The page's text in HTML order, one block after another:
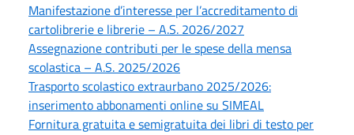
Manifestazione d’interesse per l’accreditamento di
cartolibrerie e librerie – A.S. 2026/2027
Assegnazione contributi per le spese della mensa
scolastica – A.S. 2025/2026
Trasporto scolastico extraurbano 2025/2026:
inserimento abbonamenti online su SIMEAL
Fornitura gratuita e semigratuita dei libri di testo per